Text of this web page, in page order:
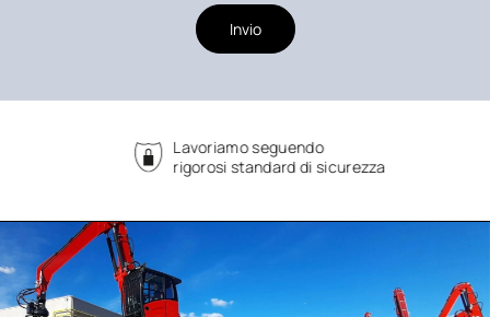
Invio
Lavoriamo seguendo
rigorosi standard di sicurezza